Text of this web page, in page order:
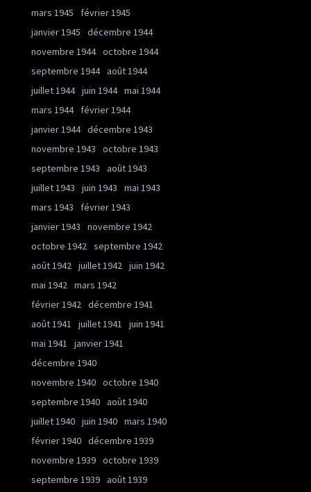
mars 1945
février 1945
janvier 1945
décembre 1944
novembre 1944 octobre 1944
septembre 1944 août 1944
juillet 1944 juin 1944 mai 1944
mars 1944
février 1944
janvier 1944 décembre 1943
novembre 1943
octobre 1943
septembre 1943
août 1943
juillet 1943
juin 1943
mai 1943
mars 1943
février 1943
janvier 1943
novembre 1942
octobre 1942 septembre 1942
août 1942 juillet 1942 juin 1942
mai 1942 mars 1942
février 1942 décembre 1941
août 1941
juillet 1941
juin 1941
mai 1941
janvier 1941
décembre 1940
novembre 1940 octobre 1940
septembre 1940 août 1940
juillet 1940 juin 1940 mars 1940
février 1940 décembre 1939
novembre 1939 octobre 1939
septembre 1939 août 1939